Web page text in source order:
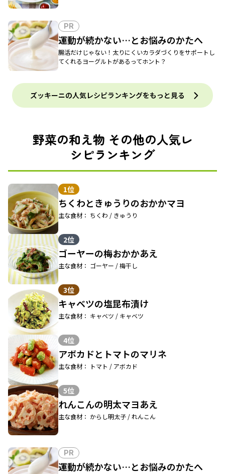
PR
運動が続かない…とお悩みのかたへ
腸活だけじゃない！太りにくいカラダづくりをサポートし
てくれるヨーグルトがあるってホント？
ズッキーニの人気レシピランキングをもっと見る
野菜の和え物 その他の人気レ
シピランキング
1位
ちくわときゅうりのおかかマヨ
主な食材： ちくわ / きゅうり
2位
ゴーヤーの梅おかかあえ
主な食材： ゴーヤー / 梅干し
3位
キャベツの塩昆布漬け
主な食材： キャベツ / キャベツ
4位
アボカドとトマトのマリネ
主な食材： トマト / アボカド
5位
れんこんの明太マヨあえ
主な食材： からし明太子 / れんこん
PR
運動が続かない…とお悩みのかたへ